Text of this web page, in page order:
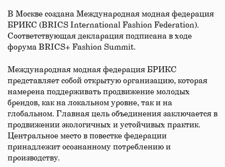
В Москве создана Международная модная федерация
БРИКС (BRICS International Fashion Federation).
Соответствующая декларация подписана в ходе
форума BRICS+ Fashion Summit.
Международная модная федерация БРИКС
представляет собой открытую организацию, которая
намерена поддерживать продвижение молодых
брендов, как на локальном уровне, так и на
глобальном. Главная цель объединения заключается в
продвижении экологичных и устойчивых практик.
Центральное место в повестке федерации
принадлежит осознанному потреблению и
производству.